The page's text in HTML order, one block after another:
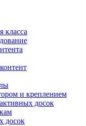
класса
и креплением
досок
досок